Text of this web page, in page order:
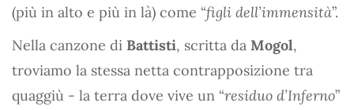
(più in alto e più in là) come “figli dell’immensità”.
Nella canzone di Battisti, scritta da Mogol,
troviamo la stessa netta contrapposizione tra
quaggiù - la terra dove vive un “residuo d’Inferno”